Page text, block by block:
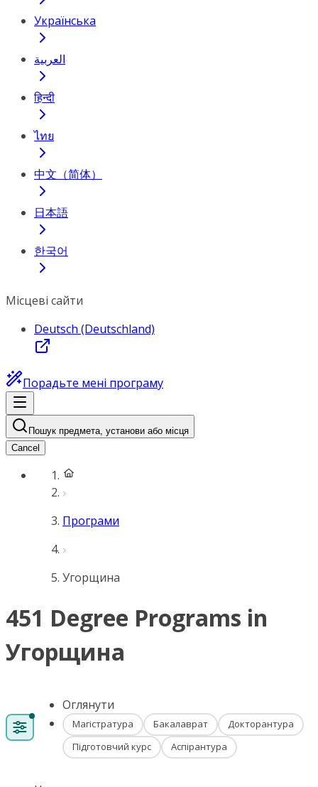
Українська
العربية
हिन्दी
ไทย
中文（简体）
日本語
한국어
Місцеві сайти
Deutsch (Deutschland)
Порадьте мені програму
Пошук предмета, установи або місця
Cancel
Програми
Угорщина
451 Degree Programs in
Угорщина
Оглянути
Магістратура Бакалаврат
Докторантура
Підготовчий курс
Аспірантура